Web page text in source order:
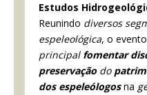
Estudos
Reunindo diversos
espeleológica, o
principal fomentar
preservaçãodo
dos espeleólogosna